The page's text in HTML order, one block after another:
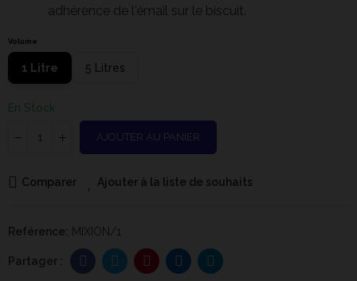
adhérence de l'émail sur le biscuit.
Volume
1 Litre 5 Litres
En Stock
AJOUTER AU PANIER
Comparer Ajouter à la liste de souhaits
Reférence: MIXION/1